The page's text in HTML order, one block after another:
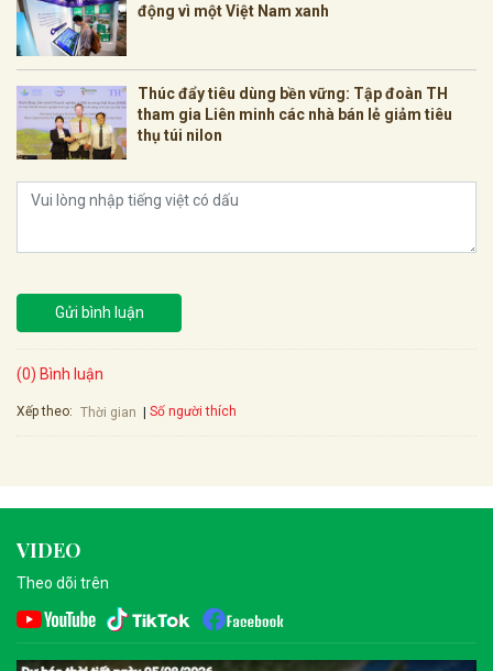
động vì một Việt Nam xanh
Thúc đẩy tiêu dùng bền vững: Tập đoàn TH
tham gia Liên minh các nhà bán lẻ giảm tiêu
thụ túi nilon
Gửi bình luận
(0) Bình luận
Xếp theo: Thời gian Số người thích
VIDEO
Theo dõi trên